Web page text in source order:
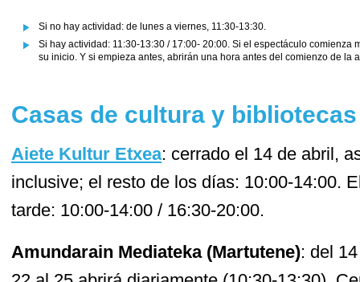
Si no hay actividad: de lunes a viernes, 11:30-13:30.
Si hay actividad: 11:30-13:30 / 17:00- 20:00. Si el espectáculo comienza
su inicio. Y si empieza antes, abrirán una hora antes del comienzo de la
Casas de cultura y bibliotecas
Aiete Kultur Etxea: cerrado el 14 de abril,
inclusive; el resto de los días: 10:00-14:00.
tarde: 10:00-14:00 / 16:30-20:00.
Amundarain Mediateka (Martutene): del